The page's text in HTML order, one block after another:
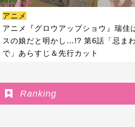
アニメ
アニメ『グロウアップショウ』瑞佳
スの娘だと明かし…!? 第6話「忌ま
で」あらすじ＆先行カット
Ranking